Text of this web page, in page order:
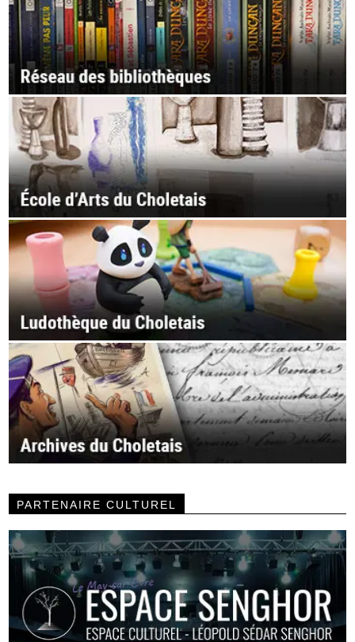
PARTENAIRE CULTUREL